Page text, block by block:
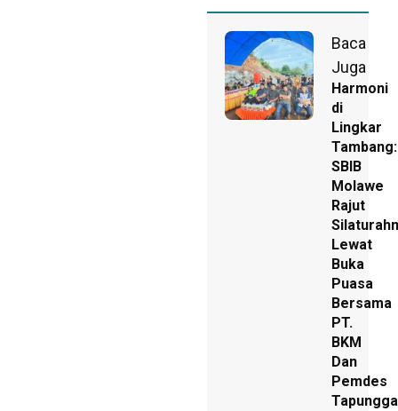
Baca
Juga
Harmoni
di
Lingkar
Tambang:
SBIB
Molawe
Rajut
Lewat
Buka
Puasa
Bersama
PT.
BKM
Dan
Pemdes